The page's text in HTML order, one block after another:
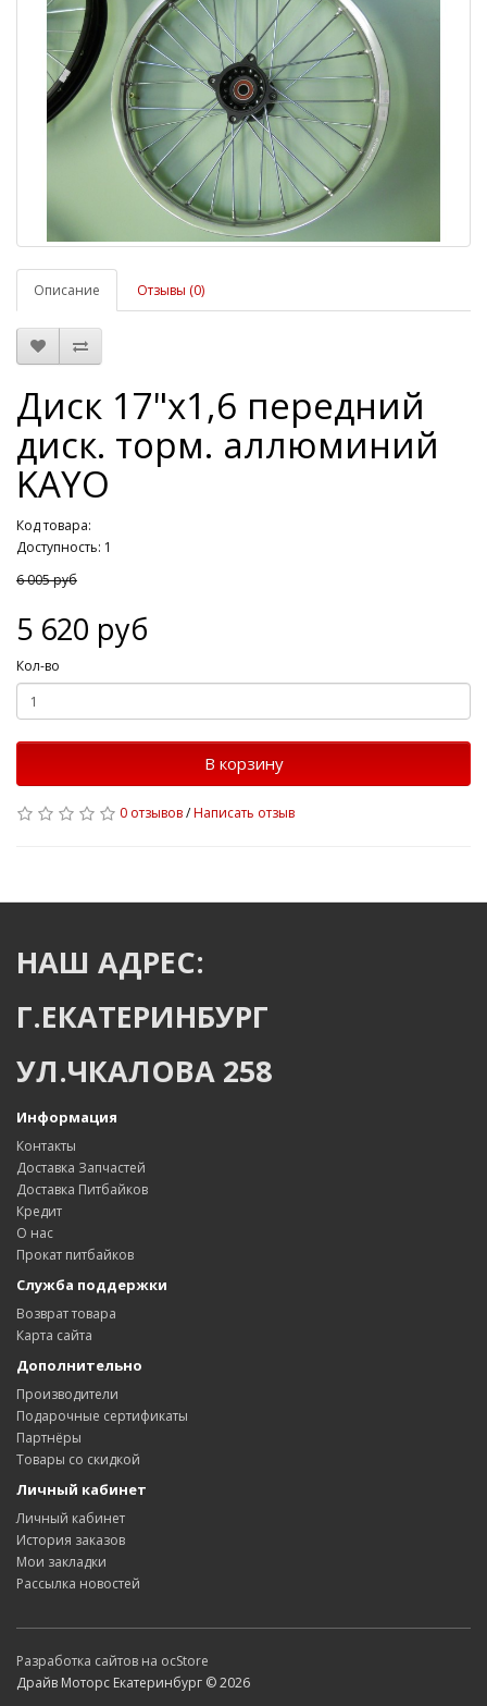
Описание Отзывы (0)
Диск 17"х1,6 передний
диск. торм. аллюминий
KAYO
Код товара:
Доступность: 1
6 005 руб
5 620 руб
Кол-во
В корзину
0 отзывов/Написать отзыв
НАШ АДРЕС:
Г.ЕКАТЕРИНБУРГ
УЛ.ЧКАЛОВА 258
Информация
Контакты
Доставка Запчастей
Доставка Питбайков
Кредит
О нас
Прокат питбайков
Служба поддержки
Возврат товара
Карта сайта
Дополнительно
Производители
Подарочные сертификаты
Партнёры
Товары со скидкой
Личный кабинет
Личный кабинет
История заказов
Мои закладки
Рассылка новостей
Разработка сайтов на ocStore
Драйв Моторс Екатеринбург © 2026